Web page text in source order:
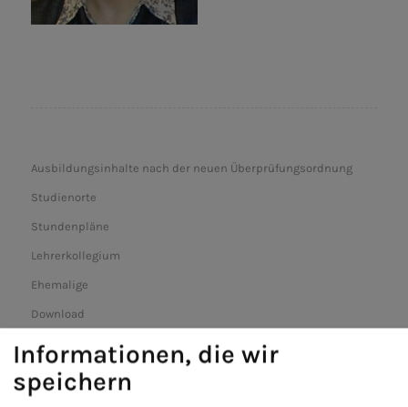
Ausbildungsinhalte nach der neuen Überprüfungsordnung
Studienorte
Stundenpläne
Lehrerkollegium
Ehemalige
Download
Die Schule hat gebaut
Informationen, die wir
speichern